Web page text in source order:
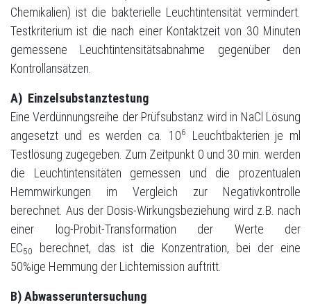
Chemikalien) ist die bakterielle Leuchtintensität vermindert.
Testkriterium ist die nach einer Kontaktzeit von 30 Minuten
gemessene Leuchtintensitätsabnahme gegenüber den
Kontrollansätzen.
A) Einzelsubstanztestung
Eine Verdünnungsreihe der Prüfsubstanz wird in NaCl Lösung
angesetzt und es werden ca. 106
Leuchtbakterien je ml
Testlösung zugegeben. Zum Zeitpunkt 0 und 30 min. werden
die Leuchtintensitäten gemessen und die prozentualen
Hemmwirkungen im Vergleich zur Negativkontrolle
berechnet. Aus der Dosis-Wirkungsbeziehung wird z.B. nach
einer log-Probit-Transformation der Werte der
EC50
berechnet, das ist die Konzentration, bei der eine
50%ige Hemmung der Lichtemission auftritt.
B) Abwasseruntersuchung